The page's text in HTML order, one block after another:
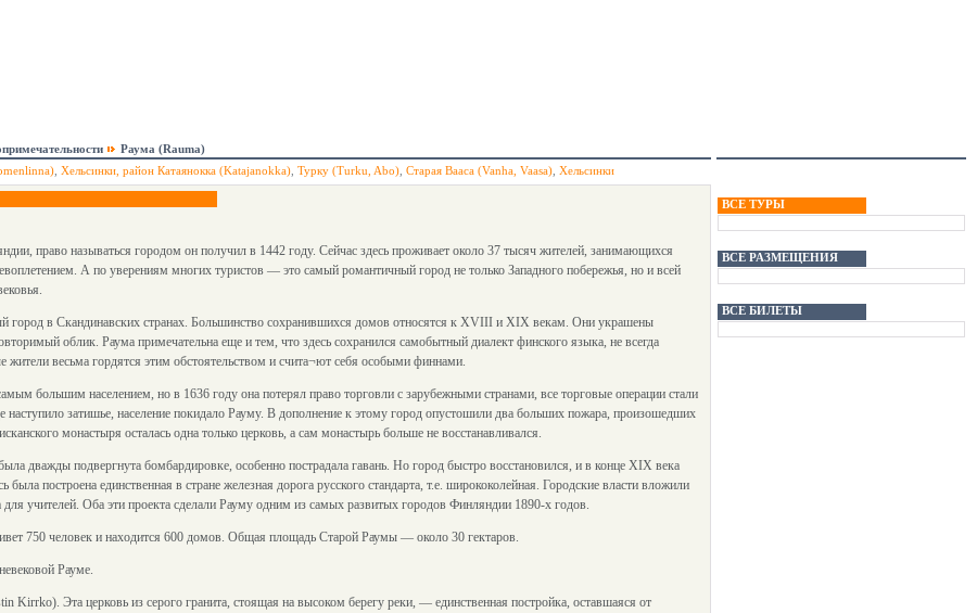
Раума (Rauma)
Хельсинки, район Катаянокка (Katajanokka) Турку (Turku, Abo) Старая Вааса (Vanha, Vaasa) Хельсинки
право называться городом он получил в 1442 году. Сейчас здесь проживает около 37 тысяч жителей, занимающихся
А по уверениям многих туристов — это самый романтичный город не только Западного побережья, но и всей
в Скандинавских странах. Большинство сохранившихся домов относятся к XVIII и XIX векам. Они украшены
облик. Раума примечательна еще и тем, что здесь сохранился самобытный диалект финского языка, не всегда
весьма гордятся этим обстоятельством и счита¬ют себя особыми финнами.
большим населением, но в 1636 году она потерял право торговли с зарубежными странами, все торговые операции стали
наступило затишье, население покидало Рауму. В дополнение к этому город опустошили два больших пожара, произошедших
монастыря осталась одна только церковь, а сам монастырь больше не восстанавливался.
дважды подвергнута бомбардировке, особенно пострадала гавань. Но город быстро восстановился, и в конце XIX века
была построена единственная в стране железная дорога русского стандарта, т.е. ширококолейная. Городские власти вложили
для учителей. Оба эти проекта сделали Рауму одним из самых развитых городов Финляндии 1890-х годов.
750 человек и находится 600 домов. Общая площадь Старой Раумы — около 30 гектаров.
Рауме.
Kirrko). Эта церковь из серого гранита, стоящая на высоком берегу реки, — единственная постройка, оставшаяся от
ВСЕ ТУРЫ
ВСЕ РАЗМЕЩЕНИЯ
ВСЕ БИЛЕТЫ